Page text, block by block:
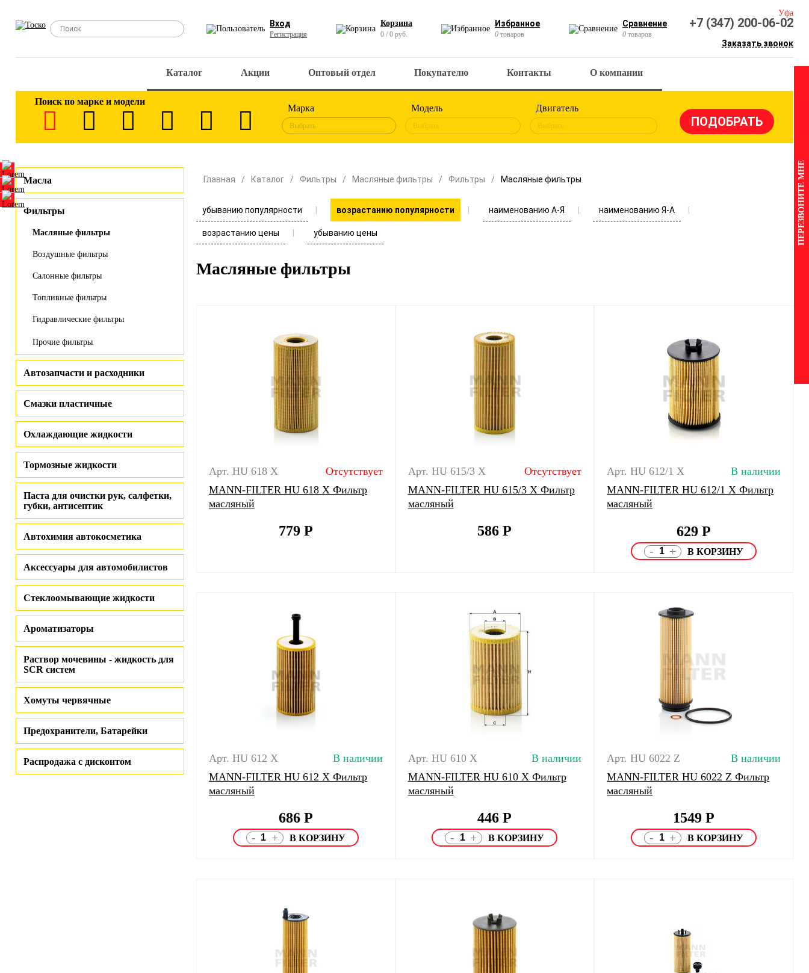
Вход
Регистрация
Корзина
0 / 0 руб.
Избранное
0 товаров
Сравнение
0 товаров
Уфа
+7 (347) 200-06-02
Заказать звонок
Каталог Акции Оптовый отдел Покупателю Контакты О компании
Поиск по марке и модели
Марка
Выбрать
Модель
Выбрать
Двигатель
Выбрать
Масла
Фильтры
Масляные фильтры
Воздушные фильтры
Салонные фильтры
Топливные фильтры
Гидравлические фильтры
Прочие фильтры
Автозапчасти и расходники
Смазки пластичные
Охлаждающие жидкости
Тормозные жидкости
Паста для очистки рук, салфетки,
губки, антисептик
Автохимия автокосметика
Аксессуары для автомобилистов
Стеклоомывающие жидкости
Ароматизаторы
Раствор мочевины - жидкость для
SCR систем
Хомуты червячные
Предохранители, Батарейки
Распродажа с дисконтом
Главная Каталог Фильтры Масляные фильтры Фильтры Масляные фильтры
убыванию популярности возрастанию популярности наименованию А-Я наименованию Я-А
возрастанию цены убыванию цены
Масляные фильтры
Арт. HU 618 X
Отсутствует
MANN-FILTER HU 618 X Фильтр
масляный
779 Р
Арт. HU 615/3 X
Отсутствует
MANN-FILTER HU 615/3 X Фильтр
масляный
586Р
Арт. HU 612/1 X
В наличии
MANN-FILTER HU 612/1 X Фильтр
масляный
629Р
- +
Арт. HU 612 X
В наличии
MANN-FILTER HU 612 X Фильтр
масляный
686 Р
- +
Арт. HU 610 X
В наличии
MANN-FILTER HU 610 X Фильтр
масляный
446Р
- +
Арт. HU 6022 Z
В наличии
MANN-FILTER HU 6022 Z Фильтр
масляный
1549Р
- +
ПЕРЕЗВОНИТЕ МНЕ